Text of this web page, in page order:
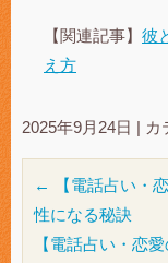
【関連記事】 彼
え方
2025年9月24日 | カ
←
【電話占い・
性になる秘訣
【電話占い・恋